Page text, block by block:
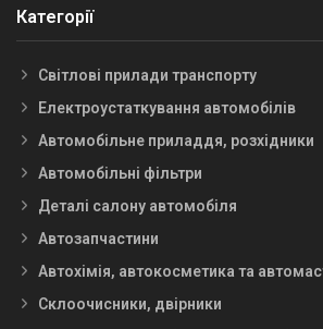
Категорії
Світлові прилади транспорту
Електроустаткування автомобілів
Автомобільне приладдя, розхідники
Автомобільні фільтри
Деталі салону автомобіля
Автозапчастини
Автохімія, автокосметика та
Склоочисники, двірники